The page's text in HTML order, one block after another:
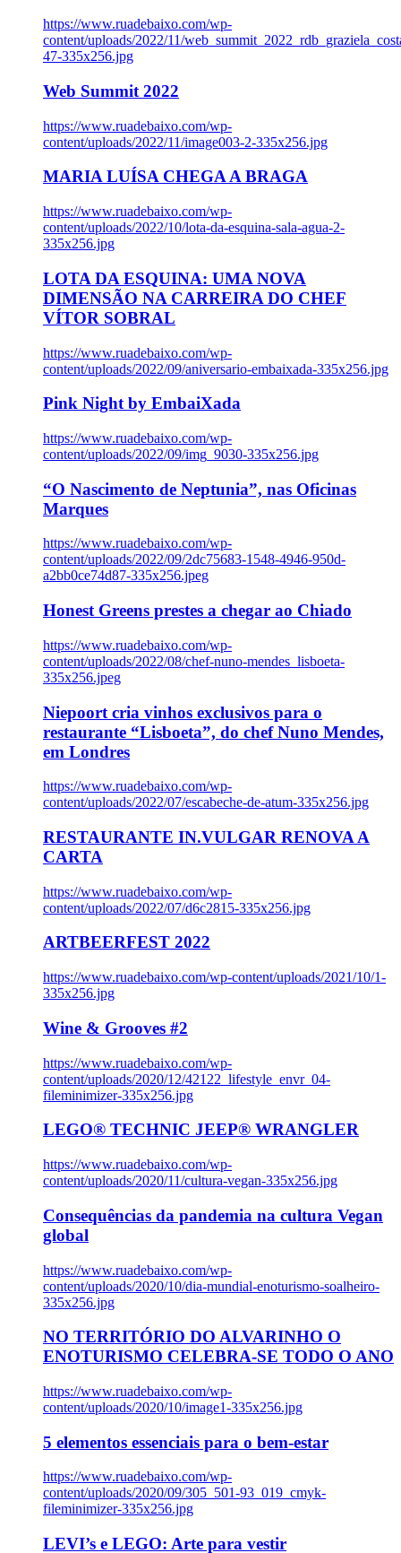
https://www.ruadebaixo.com/wp-
content/uploads/2022/11/
47-335x256.jpg
Web Summit 2022
https://www.ruadebaixo.com/wp-
content/uploads/2022/11/image003-2-335x256.jpg
MARIA LUÍSA CHEGA A BRAGA
https://www.ruadebaixo.com/wp-
content/uploads/2022/10/lota-da-esquina-sala-agua-2-
335x256.jpg
LOTA DA ESQUINA: UMA NOVA
DIMENSÃO NA CARREIRA DO CHEF
VÍTOR SOBRAL
https://www.ruadebaixo.com/wp-
content/uploads/2022/09/aniversario-embaixada-335x256.jpg
Pink Night by EmbaiXada
https://www.ruadebaixo.com/wp-
content/uploads/2022/09/img_9030-335x256.jpg
“O Nascimento de Neptunia”, nas Oficinas
Marques
https://www.ruadebaixo.com/wp-
content/uploads/2022/09/2dc75683-1548-4946-950d-
a2bb0ce74d87-335x256.jpeg
Honest Greens prestes a chegar ao Chiado
https://www.ruadebaixo.com/wp-
content/uploads/2022/08/chef-nuno-mendes_lisboeta-
335x256.jpeg
Niepoort cria vinhos exclusivos para o
restaurante “Lisboeta”, do chef Nuno Mendes,
em Londres
https://www.ruadebaixo.com/wp-
content/uploads/2022/07/escabeche-de-atum-335x256.jpg
RESTAURANTE IN.VULGAR RENOVA A
CARTA
https://www.ruadebaixo.com/wp-
content/uploads/2022/07/d6c2815-335x256.jpg
ARTBEERFEST 2022
https://www.ruadebaixo.com/wp-content/uploads/2021/10/1-
335x256.jpg
Wine & Grooves #2
https://www.ruadebaixo.com/wp-
content/uploads/2020/12/42122_lifestyle_envr_04-
fileminimizer-335x256.jpg
LEGO® TECHNIC JEEP® WRANGLER
https://www.ruadebaixo.com/wp-
content/uploads/2020/11/cultura-vegan-335x256.jpg
Consequências da pandemia na cultura Vegan
global
https://www.ruadebaixo.com/wp-
content/uploads/2020/10/dia-mundial-enoturismo-soalheiro-
335x256.jpg
NO TERRITÓRIO DO ALVARINHO O
ENOTURISMO CELEBRA-SE TODO O ANO
https://www.ruadebaixo.com/wp-
content/uploads/2020/10/image1-335x256.jpg
5 elementos essenciais para o bem-estar
https://www.ruadebaixo.com/wp-
content/uploads/2020/09/305_501-93_019_cmyk-
fileminimizer-335x256.jpg
LEVI’s e LEGO: Arte para vestir